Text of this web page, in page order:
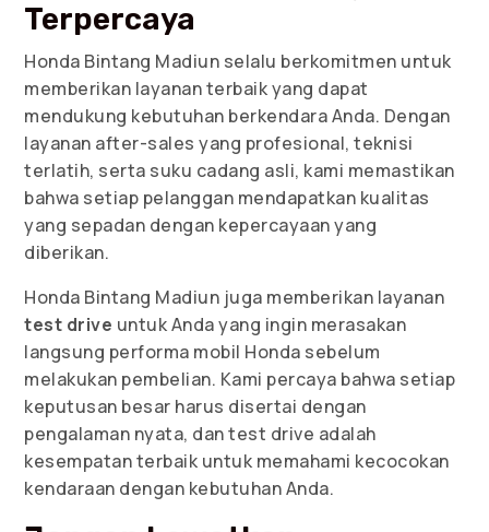
Terpercaya
Honda Bintang Madiun selalu berkomitmen untuk
memberikan layanan terbaik yang dapat
mendukung kebutuhan berkendara Anda. Dengan
layanan after-sales yang profesional, teknisi
terlatih, serta suku cadang asli, kami memastikan
bahwa setiap pelanggan mendapatkan kualitas
yang sepadan dengan kepercayaan yang
diberikan.
Honda Bintang Madiun juga memberikan layanan
test drive untuk Anda yang ingin merasakan
langsung performa mobil Honda sebelum
melakukan pembelian. Kami percaya bahwa setiap
keputusan besar harus disertai dengan
pengalaman nyata, dan test drive adalah
kesempatan terbaik untuk memahami kecocokan
kendaraan dengan kebutuhan Anda.